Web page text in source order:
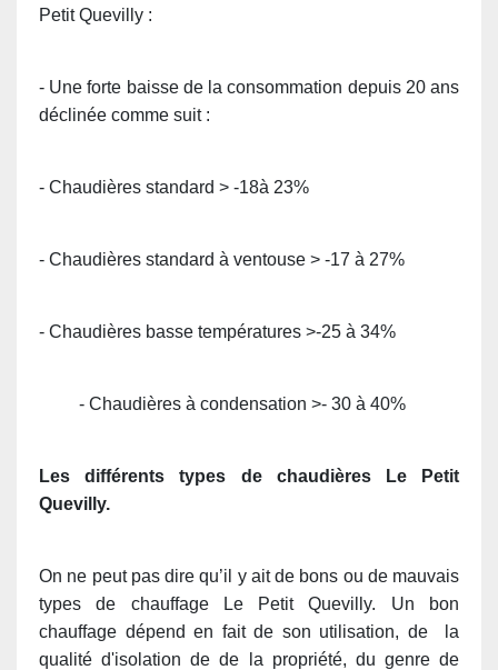
Petit Quevilly :
- Une forte baisse de la consommation depuis 20 ans
déclinée comme suit :
- Chaudières standard > -18à 23%
- Chaudières standard à ventouse > -17 à 27%
- Chaudières basse températures >-25 à 34%
- Chaudières à condensation >- 30 à 40%
Les différents types de chaudières Le Petit
Quevilly.
On ne peut pas dire qu’il y ait de bons ou de mauvais
types de chauffage Le Petit Quevilly. Un bon
chauffage dépend en fait de son utilisation, de la
qualité d'isolation de de la propriété, du genre de